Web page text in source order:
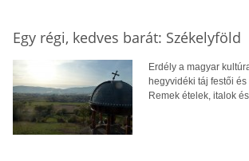
Egy régi, kedves barát: Székelyföld
Erdély a magyar
hegyvidéki táj festői
Remek ételek, italok